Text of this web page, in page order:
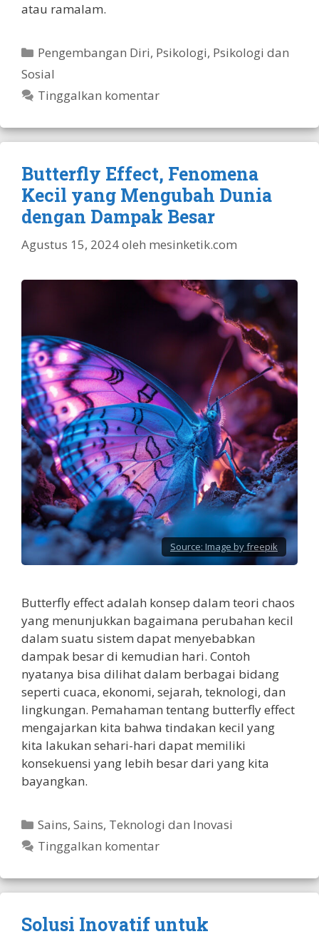
atau ramalam.
Kategori
Pengembangan Diri, Psikologi, Psikologi dan
Sosial
Tinggalkan komentar
Butterfly Effect, Fenomena
Kecil yang Mengubah Dunia
dengan Dampak Besar
Agustus 15, 2024oleh mesinketik.com
Source: Image by freepik
Butterfly effect adalah konsep dalam teori chaos
yang menunjukkan bagaimana perubahan kecil
dalam suatu sistem dapat menyebabkan
dampak besar di kemudian hari. Contoh
nyatanya bisa dilihat dalam berbagai bidang
seperti cuaca, ekonomi, sejarah, teknologi, dan
lingkungan. Pemahaman tentang butterfly effect
mengajarkan kita bahwa tindakan kecil yang
kita lakukan sehari-hari dapat memiliki
konsekuensi yang lebih besar dari yang kita
bayangkan.
Kategori
Sains,Sains, Teknologi dan Inovasi
Tinggalkan komentar
Solusi Inovatif untuk